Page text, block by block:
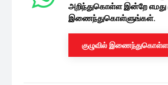
அறிந்துகொள்ள இன்றே எமது
இணைந்துகொள்ளுங்கள்.
குழுவில் இணைந்துகொள்ள